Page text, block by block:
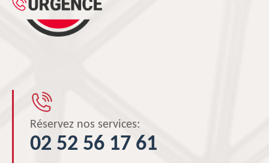
Réservez nos services:
02 52 56 17 61